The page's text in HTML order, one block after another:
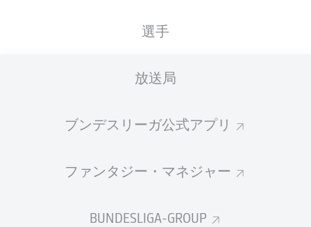
選手
放送局
ブンデスリーガ公式アプリ
ファンタジー・マネジャー
BUNDESLIGA-GROUP
広告
Welcome along and thanks for joining us for build-up